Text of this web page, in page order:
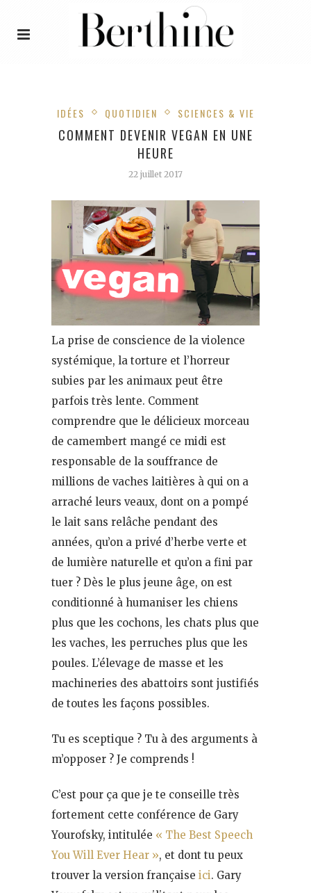
IDÉES QUOTIDIEN SCIENCES & VIE
COMMENT DEVENIR VEGAN EN UNE
HEURE
22 juillet 2017
La prise de conscience de la violence
systémique, la torture et l’horreur
subies par les animaux peut être
parfois très lente. Comment
comprendre que le délicieux morceau
de camembert mangé ce midi est
responsable de la souffrance de
millions de vaches laitières à qui on a
arraché leurs veaux, dont on a pompé
le lait sans relâche pendant des
années, qu’on a privé d’herbe verte et
de lumière naturelle et qu’on a fini par
tuer ? Dès le plus jeune âge, on est
conditionné à humaniser les chiens
plus que les cochons, les chats plus que
les vaches, les perruches plus que les
poules. L’élevage de masse et les
machineries des abattoirs sont justifiés
de toutes les façons possibles.
Tu es sceptique ? Tu à des arguments à
m’opposer ? Je comprends !
C’est pour ça que je te conseille très
fortement cette conférence de Gary
Yourofsky, intitulée « The Best Speech
You Will Ever Hear », et dont tu peux
trouver la version française ici. Gary